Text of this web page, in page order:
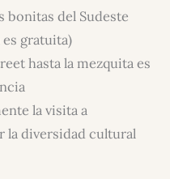
bonitas del Sudeste
es gratuita)
hasta la mezquita es
la visita a
la diversidad cultural